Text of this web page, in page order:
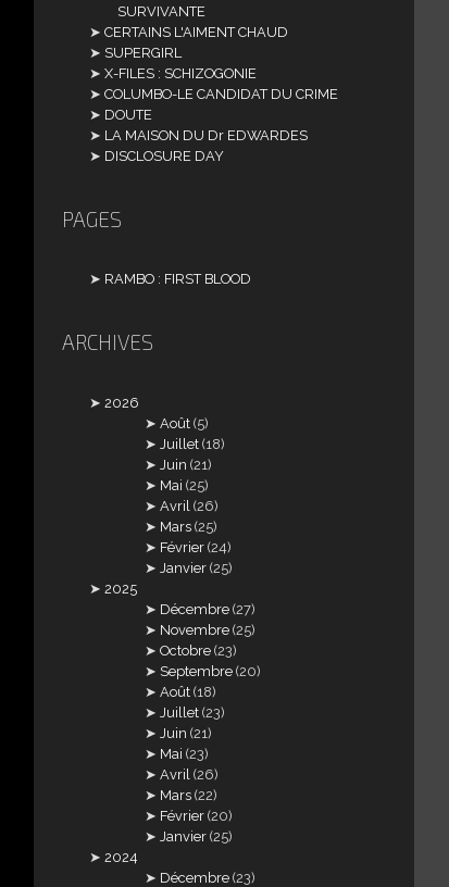
SURVIVANTE
CERTAINS L'AIMENT CHAUD
SUPERGIRL
X-FILES : SCHIZOGONIE
COLUMBO-LE CANDIDAT DU CRIME
DOUTE
LA MAISON DU Dr EDWARDES
DISCLOSURE DAY
PAGES
RAMBO : FIRST BLOOD
ARCHIVES
2026
Août (5)
Juillet (18)
Juin (21)
Mai (25)
Avril (26)
Mars (25)
Février (24)
Janvier (25)
2025
Décembre (27)
Novembre (25)
Octobre (23)
Septembre (20)
Août (18)
Juillet (23)
Juin (21)
Mai (23)
Avril (26)
Mars (22)
Février (20)
Janvier (25)
2024
Décembre (23)